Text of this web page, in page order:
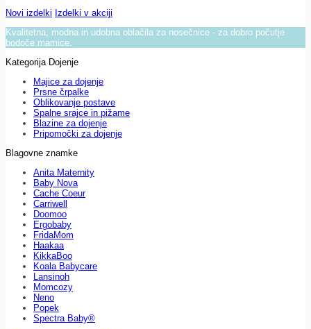
Novi izdelki Izdelki v akciji
Kvalitetna, modna in udobna oblačila za nosečnice - za dobro počutje
bodoče mamice.
Kategorija Dojenje
Majice za dojenje
Prsne črpalke
Oblikovanje postave
Spalne srajce in pižame
Blazine za dojenje
Pripomočki za dojenje
Blagovne znamke
Anita Maternity
Baby Nova
Cache Coeur
Carriwell
Doomoo
Ergobaby
FridaMom
Haakaa
KikkaBoo
Koala Babycare
Lansinoh
Momcozy
Neno
Popek
Spectra Baby®